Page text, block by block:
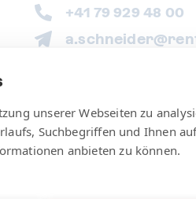
unserer Webseiten zu
Suchbegriffen und Ihnen
anbieten zu können.
+41 79 929 48 00